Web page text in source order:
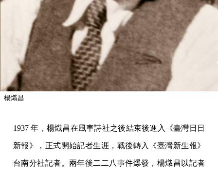
楊熾昌
1937 年，楊熾昌在風車詩社之後結束後進入《臺灣日日
新報》，正式開始記者生涯，戰後轉入《臺灣新生報》
台南分社記者。兩年後二二八事件爆發，楊熾昌以記者